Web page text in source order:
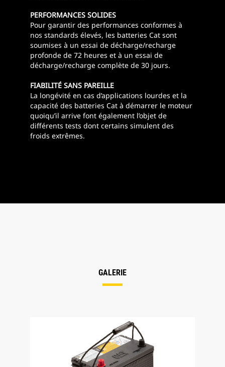
PERFORMANCES SOLIDES
Pour garantir des performances conformes à
nos standards élevés, les batteries Cat sont
soumises à un essai de décharge/recharge
profonde de 72 heures et à un essai de
décharge/recharge complète de 30 jours.
FIABILITÉ SANS PAREILLE
La longévité en cas d’applications lourdes et la
capacité des batteries Cat à démarrer le moteur
quoiqu’il arrive font également l’objet de
différents tests dont certains simulent des
froids extrêmes.
GALERIE